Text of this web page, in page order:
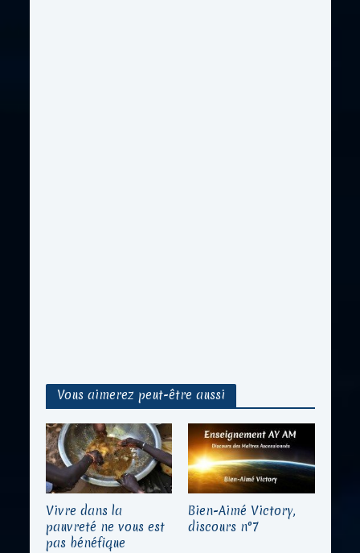
Vous aimerez peut-être aussi
Vivre dans la
pauvreté ne vous est
pas bénéfique
Bien-Aimé Victory,
discours n°7